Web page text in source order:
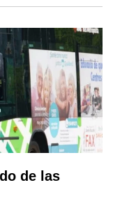
de las